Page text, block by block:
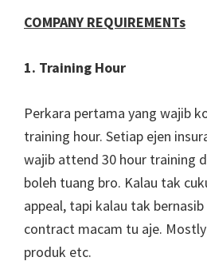
COMPANY REQUIREMENTs
1. Training Hour
Perkara pertama yang wajib
training hour. Setiap ejen
wajib attend 30 hour training
boleh tuang bro. Kalau tak
appeal, tapi kalau tak
contract macam tu aje.
produk etc.